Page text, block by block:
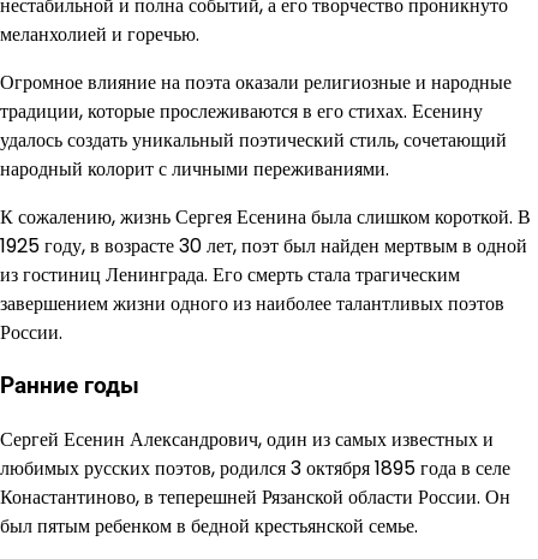
меланхолией и горечью.
Огромное влияние на поэта оказали религиозные и народные
традиции, которые прослеживаются в его стихах. Есенину
удалось создать уникальный поэтический стиль, сочетающий
народный колорит с личными переживаниями.
К сожалению, жизнь Сергея Есенина была слишком короткой. В
1925 году, в возрасте 30 лет, поэт был найден мертвым в одной
из гостиниц Ленинграда. Его смерть стала трагическим
завершением жизни одного из наиболее талантливых поэтов
России.
Ранние годы
Сергей Есенин Александрович, один из самых известных и
любимых русских поэтов, родился 3 октября 1895 года в селе
Конастантиново, в теперешней Рязанской области России. Он
был пятым ребенком в бедной крестьянской семье.